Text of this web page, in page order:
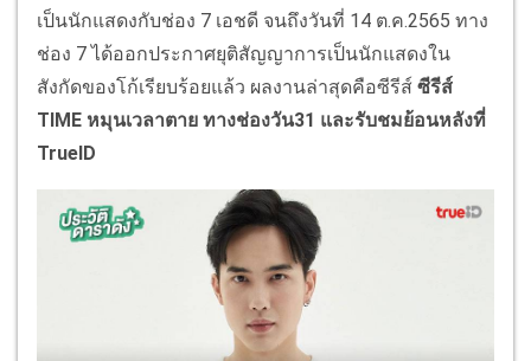
เป็นนักแสดงกับช่อง 7 เอชดี จนถึงวันที่ 14 ต.ค.2565 ทาง
ช่อง 7 ได้ออกประกาศยุติสัญญาการเป็นนักแสดงใน
สังกัดของโก้เรียบร้อยแล้ว ผลงานล่าสุดคือซีรีส์ ซีรีส์
TIME หมุนเวลาตาย ทางช่องวัน31 และรับชมย้อนหลังที่
TrueID